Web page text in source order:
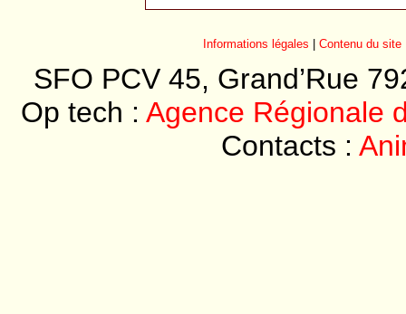
Informations légales Contenu du site
SFO PCV 45, Grand’Rue
Op tech : Agence Régionale
Contacts :